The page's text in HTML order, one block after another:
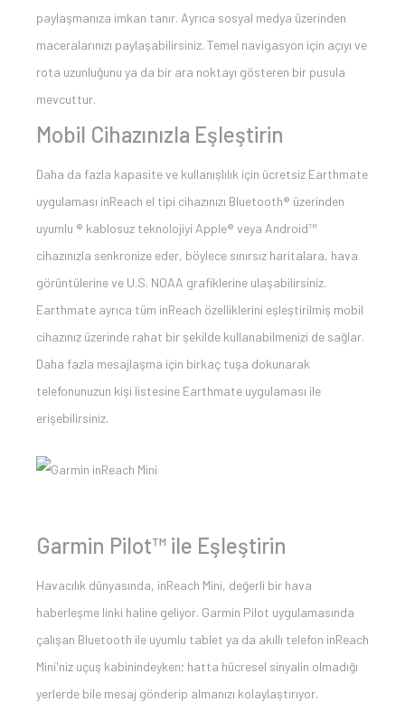
paylaşmanıza imkan tanır. Ayrıca sosyal medya üzerinden
maceralarınızı paylaşabilirsiniz. Temel navigasyon için açıyı ve
rota uzunluğunu ya da bir ara noktayı gösteren bir pusula
mevcuttur.
Mobil Cihazınızla Eşleştirin
Daha da fazla kapasite ve kullanışlılık için ücretsiz Earthmate
uygulaması inReach el tipi cihazınızı Bluetooth® üzerinden
uyumlu ® kablosuz teknolojiyi Apple® veya Android™
cihazınızla senkronize eder, böylece sınırsız haritalara, hava
görüntülerine ve U.S. NOAA grafiklerine ulaşabilirsiniz.
Earthmate ayrıca tüm inReach özelliklerini eşleştirilmiş mobil
cihazınız üzerinde rahat bir şekilde kullanabilmenizi de sağlar.
Daha fazla mesajlaşma için birkaç tuşa dokunarak
telefonunuzun kişi listesine Earthmate uygulaması ile
erişebilirsiniz.
Garmin Pilot™ ile Eşleştirin
Havacılık dünyasında, inReach Mini, değerli bir hava
haberleşme linki haline geliyor. Garmin Pilot uygulamasında
çalışan Bluetooth ile uyumlu tablet ya da akıllı telefon inReach
Mini'niz uçuş kabinindeyken; hatta hücresel sinyalin olmadığı
yerlerde bile mesaj gönderip almanızı kolaylaştırıyor.